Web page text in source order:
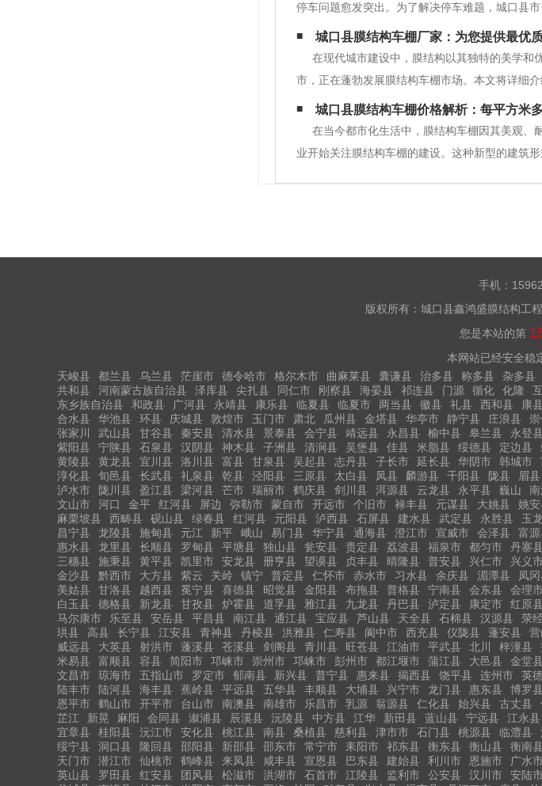
停车问题愈发突出。为了解决停车难题，城口县
新型的停车设施，其采用柔性薄膜材料作为主要
种停车棚不仅能够有效地遮阳避雨，还能够在一定
城口县膜结构车棚厂家：为您提供最优
在现代城市建设中，膜结构以其独特的美学和
市，正在蓬勃发展膜结构车棚市场。本文将详细
膜结构车棚。 1. 城口县膜结构车棚的市场需求
样一座历史文化名城，停车需求日益增加
城口县膜结构车棚价格解析：每平方米
在当今都市化生活中，膜结构车棚因其美观、
业开始关注膜结构车棚的建设。这种新型的建筑
手机：
版权所有：城口县鑫鸿盛膜结构工
您是本站的第
本网站已经安全稳
天峻县
都兰县 乌兰县 茫崖市 德令哈市 格尔木市 曲麻莱县 囊谦县 治多县 称多县 杂多县
共和县
河南蒙古族自治县 泽库县 尖扎县 同仁市 刚察县 海晏县 祁连县 门源 循化 化隆
东乡族自治县
和政县 广河县 永靖县 康乐县 临夏县 临夏市 两当县 徽县 礼县 西和县 康
合水县
华池县 环县 庆城县 敦煌市 玉门市 肃北 瓜州县 金塔县 华亭市 静宁县 庄浪县
张家川
武山县 甘谷县 秦安县 清水县 景泰县 会宁县 靖远县 永昌县 榆中县 皋兰县 永登
紫阳县
宁陕县 石泉县 汉阴县 神木县 子洲县 清涧县 吴堡县 佳县 米脂县 绥德县 定边县
黄陵县
黄龙县 宜川县 洛川县 富县 甘泉县 吴起县 志丹县 子长市 延长县 华阴市 韩城市
淳化县
旬邑县 长武县 礼泉县 乾县 泾阳县 三原县 太白县 凤县 麟游县 千阳县 陇县 眉县
泸水市
陇川县 盈江县 梁河县 芒市 瑞丽市 鹤庆县 剑川县 洱源县 云龙县 永平县 巍山
文山市
河口 金平 红河县 屏边 弥勒市 蒙自市 开远市 个旧市 禄丰县 元谋县 大姚县 姚
麻栗坡县
西畴县 砚山县 绿春县 红河县 元阳县 泸西县 石屏县 建水县 武定县 永胜县 玉龙
昌宁县
龙陵县 施甸县 元江 新平 峨山 易门县 华宁县 通海县 澄江市 宣威市 会泽县 富
惠水县
龙里县 长顺县 罗甸县 平塘县 独山县 瓮安县 贵定县 荔波县 福泉市 都匀市 丹寨
三穗县
施秉县 黄平县 凯里市 安龙县 册亨县 望谟县 贞丰县 晴隆县 普安县 兴仁市 兴义市
金沙县
黔西市 大方县 紫云 关岭 镇宁 普定县 仁怀市 赤水市 习水县 余庆县 湄潭县 凤
美姑县
甘洛县 越西县 冕宁县 喜德县 昭觉县 金阳县 布拖县 普格县 宁南县 会东县 会理市
白玉县
德格县 新龙县 甘孜县 炉霍县 道孚县 雅江县 九龙县 丹巴县 泸定县 康定市 红原
马尔康市
乐至县 安岳县 平昌县 南江县 通江县 宝应县 芦山县 天全县 石棉县 汉源县 荥
珙县
高县 长宁县 江安县 青神县 丹棱县 洪雅县 仁寿县 阆中市 西充县 仪陇县 蓬安县
威远县
大英县 射洪市 蓬溪县 苍溪县 剑阁县 青川县 旺苍县 江油市 平武县 北川 梓潼县
米易县
富顺县 容县 简阳市 邛崃市 崇州市 邛崃市 彭州市 都江堰市 蒲江县 大邑县 金堂
文昌市
琼海市 五指山市 罗定市 郁南县 新兴县 普宁县 惠来县 揭西县 饶平县 连州市 英
陆丰市
陆河县 海丰县 蕉岭县 平远县 五华县 丰顺县 大埔县 兴宁市 龙门县 惠东县 博罗
恩平市
鹤山市 开平市 台山市 南澳县 南雄市 乐昌市 乳源 翁源县 仁化县 始兴县 古丈县
芷江
新晃 麻阳 会同县 溆浦县 辰溪县 沅陵县 中方县 江华 新田县 蓝山县 宁远县 江永县
宜章县
桂阳县 沅江市 安化县 桃江县 南县 桑植县 慈利县 津市市 石门县 桃源县 临澧县
绥宁县
洞口县 隆回县 邵阳县 新邵县 邵东市 常宁市 耒阳市 祁东县 衡东县 衡山县 衡南
天门市
潜江市 仙桃市 鹤峰县 来凤县 咸丰县 宣恩县 巴东县 建始县 利川市 恩施市 广水市
英山县
罗田县 红安县 团风县 松滋市 洪湖市 石首市 江陵县 监利市 公安县 汉川市 安陆市